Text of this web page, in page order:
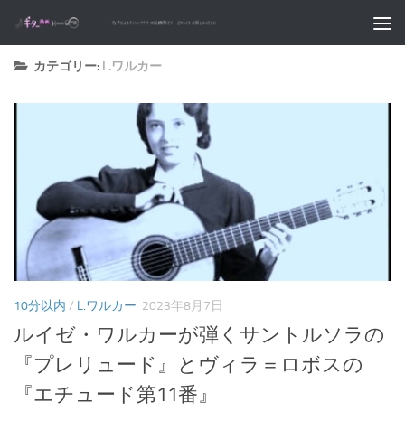
コンテンツへスキップ
カテゴリー: L.ワルカー
10分以内 / L.ワルカー 2023年8月7日
ルイゼ・ワルカーが弾くサントルソラの
『プレリュード』とヴィラ＝ロボスの
『エチュード第11番』